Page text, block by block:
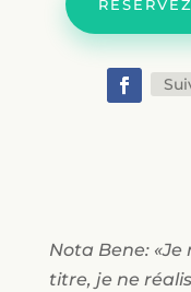
Nota Bene: «Je
titre, je ne